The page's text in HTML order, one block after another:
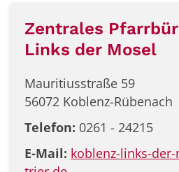
Zentrales
Links der Mosel
Mauritiusstraße 59
56072 Koblenz-Rübenach
Telefon: 0261 - 24215
E-Mail: koblenz-links-